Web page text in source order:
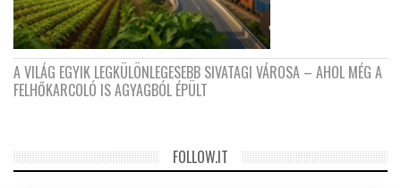
A VILÁG EGYIK LEGKÜLÖNLEGESEBB SIVATAGI VÁROSA – AHOL MÉG A
FELHŐKARCOLÓ IS AGYAGBÓL ÉPÜLT
FOLLOW.IT